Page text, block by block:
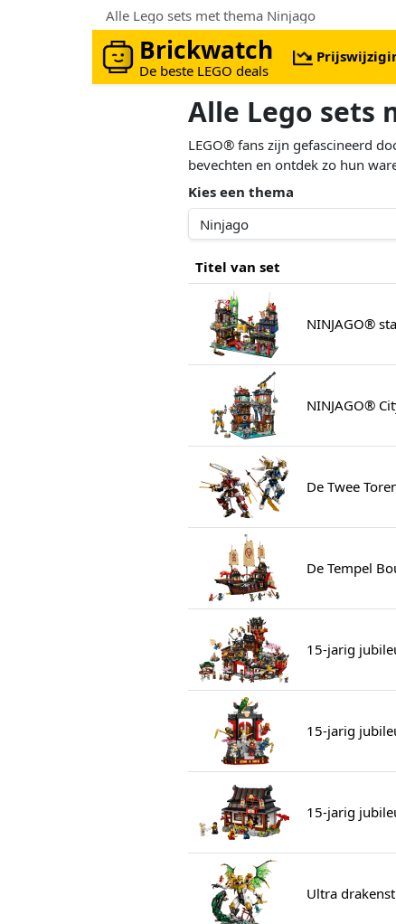
Alle Lego sets met thema Ninjago
Brickwatch
De beste LEGO deals
Alle Lego sets
LEGO® fans zijn gefascineerd
bevechten en ontdek zo hun
Kies een thema
Titel van set
NINJAGO®
NINJAGO®
De Twee
De Tempel
15-jarig
15-jarig
15-jarig
Ultra